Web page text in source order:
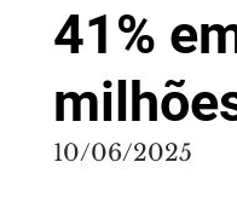
41%
10/06/2025